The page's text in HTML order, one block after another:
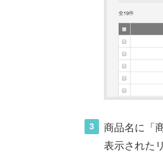
3
商品名に「
表示された